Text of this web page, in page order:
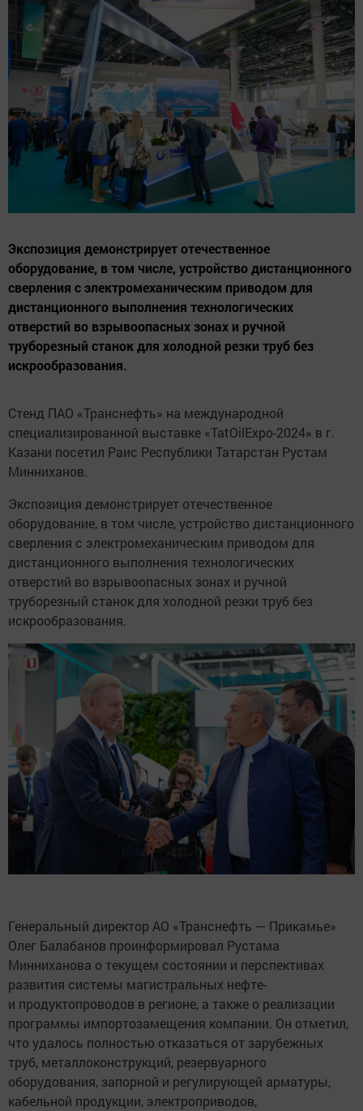
Экспозиция демонстрирует отечественное
оборудование, в том числе, устройство дистанционного
сверления с электромеханическим приводом для
дистанционного выполнения технологических
отверстий во взрывоопасных зонах и ручной
труборезный станок для холодной резки труб без
искрообразования.
Стенд ПАО «Транснефть» на международной
специализированной выставке «TatOilExpo-2024» в г.
Казани посетил Раис Республики Татарстан Рустам
Минниханов.
Экспозиция демонстрирует отечественное
оборудование, в том числе, устройство дистанционного
сверления с электромеханическим приводом для
дистанционного выполнения технологических
отверстий во взрывоопасных зонах и ручной
труборезный станок для холодной резки труб без
искрообразования.
Генеральный директор АО «Транснефть — Прикамье»
Олег Балабанов проинформировал Рустама
Минниханова о текущем состоянии и перспективах
развития системы магистральных нефте-
и продуктопроводов в регионе, а также о реализации
программы импортозамещения компании. Он отметил,
что удалось полностью отказаться от зарубежных
труб, металлоконструкций, резервуарного
оборудования, запорной и регулирующей арматуры,
кабельной продукции, электроприводов,